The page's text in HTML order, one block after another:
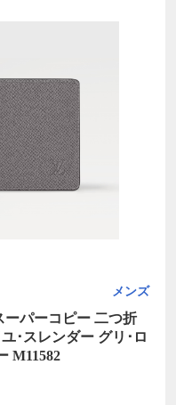
メンズ
ーパーコピー 二つ折
･スレンダー グリ･ロ
M11582